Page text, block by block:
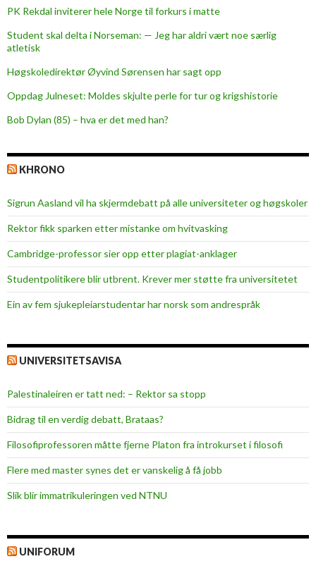
e
n
a
e
e
r
å
h
v
æ
t
i
PK Rekdal inviterer hele Norge til forkurs i matte
Student skal delta i Norseman: — Jeg har aldri vært noe særlig
atletisk
Høgskoledirektør Øyvind Sørensen har sagt opp
Oppdag Julneset: Moldes skjulte perle for tur og krigshistorie
Bob Dylan (85) – hva er det med han?
KHRONO
Sigrun Aasland vil ha skjerm­debatt på alle universiteter og høgskoler
Rektor fikk sparken etter mistanke om hvitvasking
Cambridge-professor sier opp etter plagiat-anklager
Studentpolitikere blir utbrent. Krever mer støtte fra universitetet
Ein av fem sjukepleiar­studentar har norsk som andrespråk
UNIVERSITETSAVISA
Palestinaleiren er tatt ned: – Rektor sa stopp
Bidrag til en verdig debatt, Brataas?
Filosofiprofessoren måtte fjerne Platon fra introkurset i filosofi
Flere med master synes det er vanskelig å få jobb
Slik blir immatrikuleringen ved NTNU
UNIFORUM